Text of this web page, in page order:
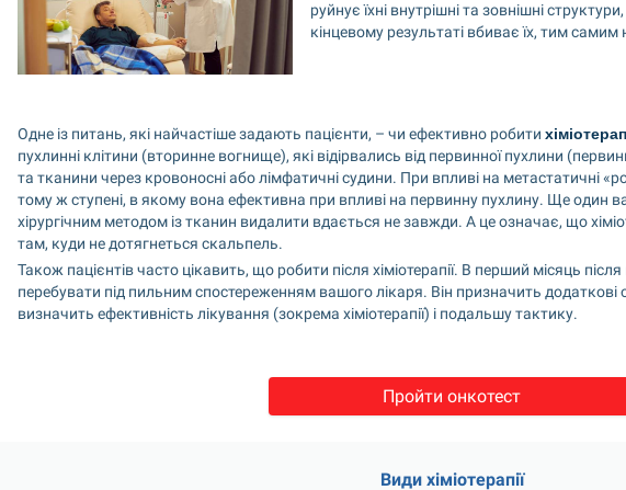
руйнує їхні внутрішні та зовнішні
кінцевому результаті вбиває їх, тим
Одне із питань, які найчастіше задають пацієнти, – чи ефективно робити
пухлинні клітини (вторинне вогнище), які відірвались від первинної пухлини
та тканини через кровоносні або лімфатичні судини. При впливі на метастатичні
тому ж ступені, в якому вона ефективна при впливі на первинну пухлину. Ще один
хірургічним методом із тканин видалити вдається не завжди. А це означає, що
там, куди не дотягнеться скальпель.
Також пацієнтів часто цікавить, що робити після хіміотерапії. В перший місяць
перебувати під пильним спостереженням вашого лікаря. Він призначить
визначить ефективність лікування (зокрема хіміотерапії) і подальшу тактику.
Пройти онкотест
Види хіміотерапії